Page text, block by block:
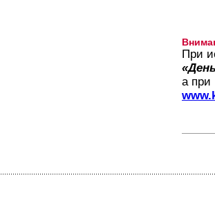
При
а при